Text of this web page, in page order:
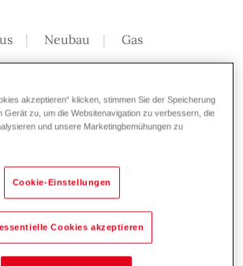
Neubau Gas
östlichen gelegenen Stadtteil
Die vier- bzw. fünfgeschossigen
je einen Lift und einen
zur Tiefgarage. Im großen,
Innenhof gibt es ein
für Kinder und z.T.
Berg am Laim
Verkehrsanbindung
akzeptieren“ klicken, stimmen Sie der Speicherung
Gerät zu, um die Websitenavigation zu verbessern, die
und unsere Marketingbemühungen zu
Cookie-Einstellungen
Cookies akzeptieren